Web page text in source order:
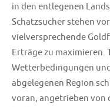
in den entlegenen
Schatzsucher stehen
vielversprechende
Erträge zu maximieren.
Wetterbedingungen
abgelegenen Region
voran, angetrieben von